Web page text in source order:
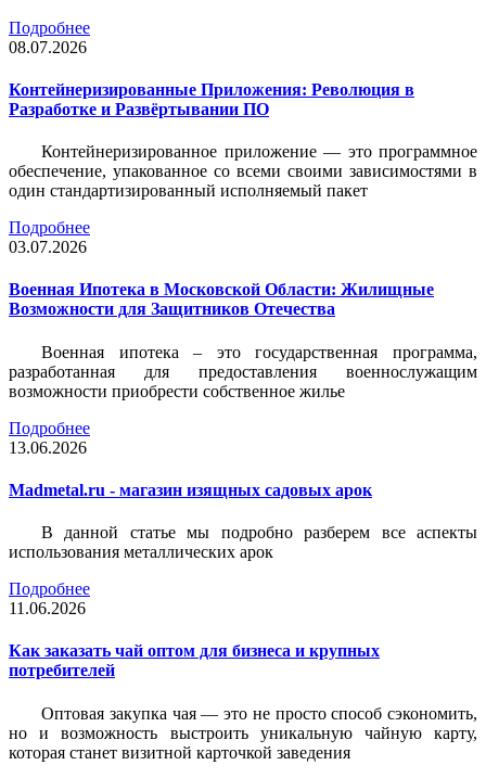
Подробнее
08.07.2026
Контейнеризированные Приложения: Революция в
Разработке и Развёртывании ПО
Контейнеризированное приложение — это программное
обеспечение, упакованное со всеми своими зависимостями в
один стандартизированный исполняемый пакет
Подробнее
03.07.2026
Военная Ипотека в Московской Области: Жилищные
Возможности для Защитников Отечества
Военная ипотека – это государственная программа,
разработанная для предоставления военнослужащим
возможности приобрести собственное жилье
Подробнее
13.06.2026
Madmetal.ru - магазин изящных садовых арок
В данной статье мы подробно разберем все аспекты
использования металлических арок
Подробнее
11.06.2026
Как заказать чай оптом для бизнеса и крупных
потребителей
Оптовая закупка чая — это не просто способ сэкономить,
но и возможность выстроить уникальную чайную карту,
которая станет визитной карточкой заведения